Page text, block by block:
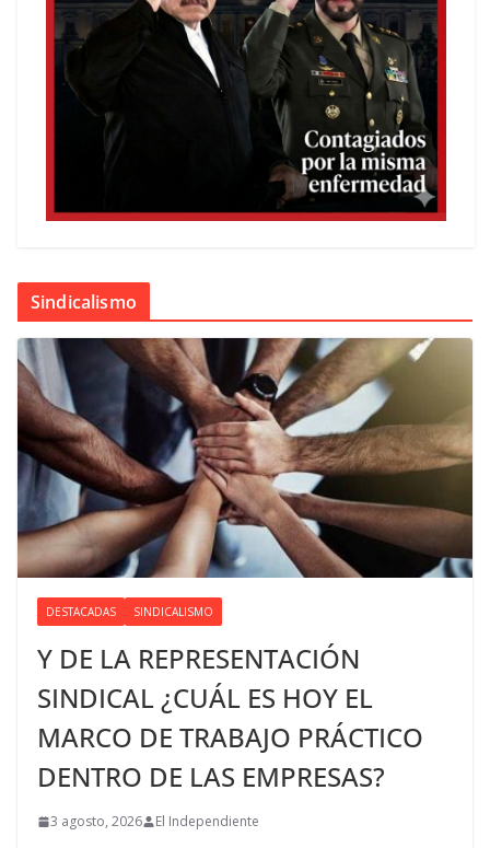
Sindicalismo
DESTACADAS SINDICALISMO
Y DE LA REPRESENTACIÓN
SINDICAL ¿CUÁL ES HOY EL
MARCO DE TRABAJO PRÁCTICO
DENTRO DE LAS EMPRESAS?
3 agosto, 2026 El Independiente